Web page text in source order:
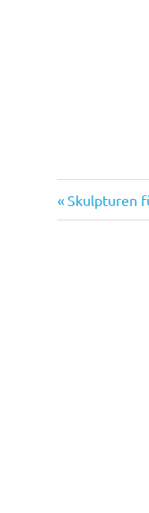
Vorheriger
Beitrag:
Skulpturen